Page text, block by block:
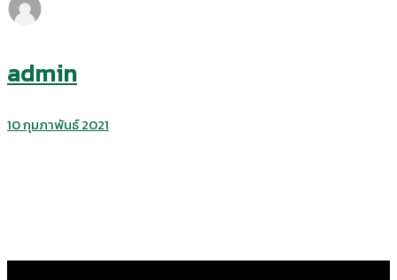
admin
10 กุมภาพันธ์ 2021